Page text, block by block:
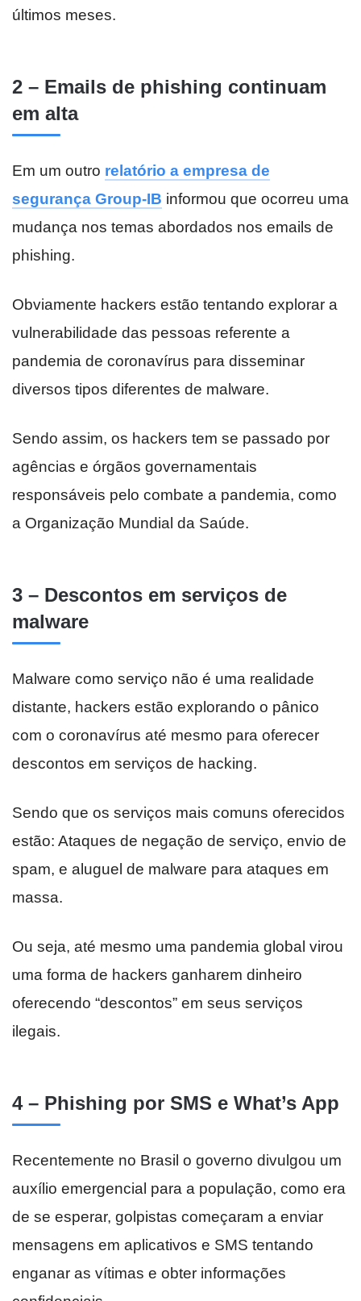
últimos meses.
2 – Emails de phishing continuam
em alta
Em um outro relatório a empresa de
segurança Group-IB informou que ocorreu uma
mudança nos temas abordados nos emails de
phishing.
Obviamente hackers estão tentando explorar a
vulnerabilidade das pessoas referente a
pandemia de coronavírus para disseminar
diversos tipos diferentes de malware.
Sendo assim, os hackers tem se passado por
agências e órgãos governamentais
responsáveis pelo combate a pandemia, como
a Organização Mundial da Saúde.
3 – Descontos em serviços de
malware
Malware como serviço não é uma realidade
distante, hackers estão explorando o pânico
com o coronavírus até mesmo para oferecer
descontos em serviços de hacking.
Sendo que os serviços mais comuns oferecidos
estão: Ataques de negação de serviço, envio de
spam, e aluguel de malware para ataques em
massa.
Ou seja, até mesmo uma pandemia global virou
uma forma de hackers ganharem dinheiro
oferecendo “descontos” em seus serviços
ilegais.
4 – Phishing por SMS e What’s App
Recentemente no Brasil o governo divulgou um
auxílio emergencial para a população, como era
de se esperar, golpistas começaram a enviar
mensagens em aplicativos e SMS tentando
enganar as vítimas e obter informações